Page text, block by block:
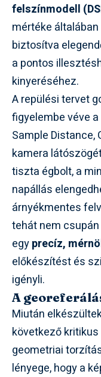
felszínmodell
mértéke
biztosítva
a pontos
kinyeréséhez.
A repülési tervet
figyelembe véve
Sample Distance,
kamera
tiszta égbolt, a
napállás
árnyékmentes
tehát nem
egyprecíz,
előkészítést és
igényli.
A
Miután
következő kritikus
geometriai
lényege, hogy a